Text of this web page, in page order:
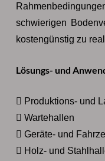
schwierigen
kostengünstig zu
Lösungs- und
Produktions- und
Wartehallen
Geräte- und
Holz- und